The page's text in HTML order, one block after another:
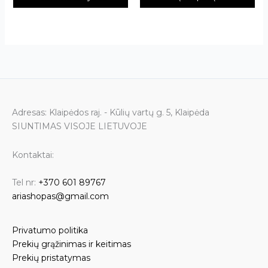
Adresas: Klaipėdos raj. - Kūlių vartų g. 5, Klaipėda
SIUNTIMAS VISOJE LIETUVOJE
Kontaktai:
Tel nr: +370 601 89767
ariashopas@gmail.com
Privatumo politika
Prekių grąžinimas ir keitimas
Prekių pristatymas